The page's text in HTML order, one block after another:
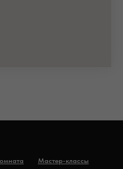
Мастер-классы